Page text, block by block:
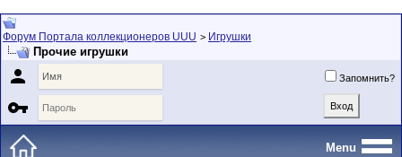
Форум Портала коллекционеров UUU > Игрушки
Прочие игрушки
 Запомнить?

Menu